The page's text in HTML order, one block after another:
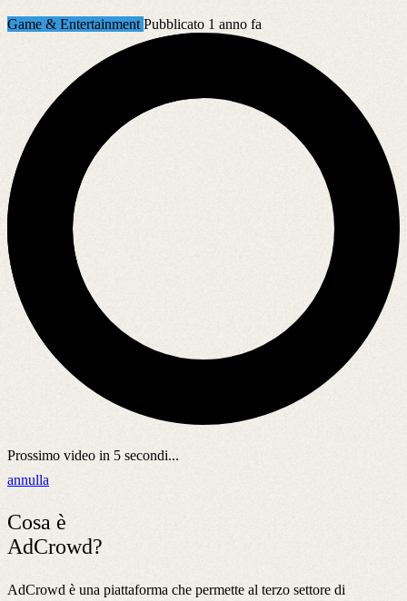
Game & Entertainment Pubblicato 1 anno fa
Prossimo video in 5 secondi...
annulla
Cosa è
AdCrowd?
AdCrowd è una piattaforma che permette al terzo settore di